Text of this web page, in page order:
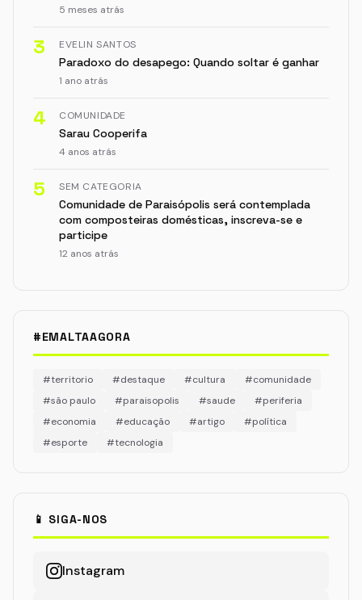
5 meses atrás
3 EVELIN SANTOS
Paradoxo do desapego: Quando soltar é ganhar
1 ano atrás
4 COMUNIDADE
Sarau Cooperifa
4 anos atrás
5 SEM CATEGORIA
Comunidade de Paraisópolis será contemplada
com composteiras domésticas, inscreva-se e
participe
12 anos atrás
#EMALTAAGORA
#territorio #destaque #cultura
#comunidade
#são paulo
#paraisopolis #saude
#periferia
#economia
#educação #artigo
#política
#esporte
#tecnologia
📱 SIGA-NOS
Instagram